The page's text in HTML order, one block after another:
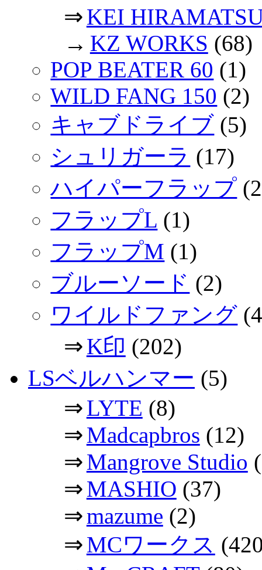
⇒KEI
→ KZ WORKS (68)
POP BEATER 60 (1)
WILD FANG 150 (2)
キャブドライブ (5)
シュリガーラ (17)
ハイパーフラップ
フラップL (1)
フラップM (1)
ブルーソード (2)
ワイルドファング
⇒K印 (202)
LSベルハンマー (5)
⇒LYTE (8)
⇒Madcapbros (12)
⇒Mangrove Studio
⇒MASHIO (37)
⇒mazume (2)
⇒MCワークス